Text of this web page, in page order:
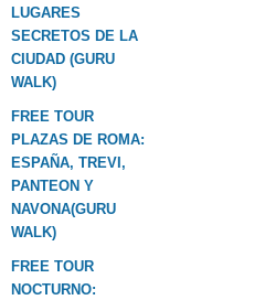
LUGARES
SECRETOS DE LA
CIUDAD (GURU
WALK)
FREE TOUR
PLAZAS DE ROMA:
ESPAÑA, TREVI,
PANTEON Y
NAVONA(GURU
WALK)
FREE TOUR
NOCTURNO: